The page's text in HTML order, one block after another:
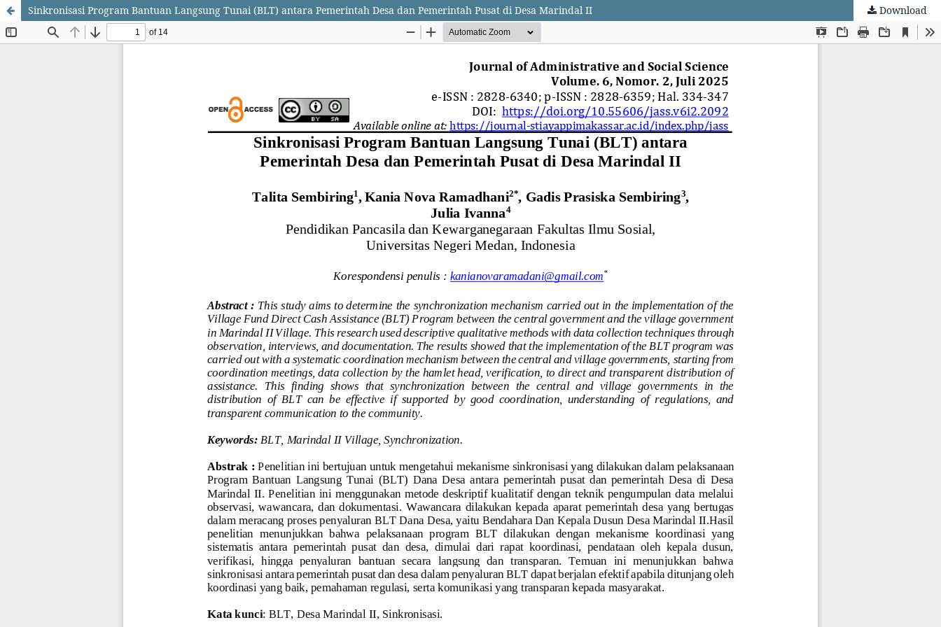
Sinkronisasi Program Bantuan Langsung Tunai (BLT) antara Pemerintah Desa dan Pemerintah Pusat di Desa Marindal II Download